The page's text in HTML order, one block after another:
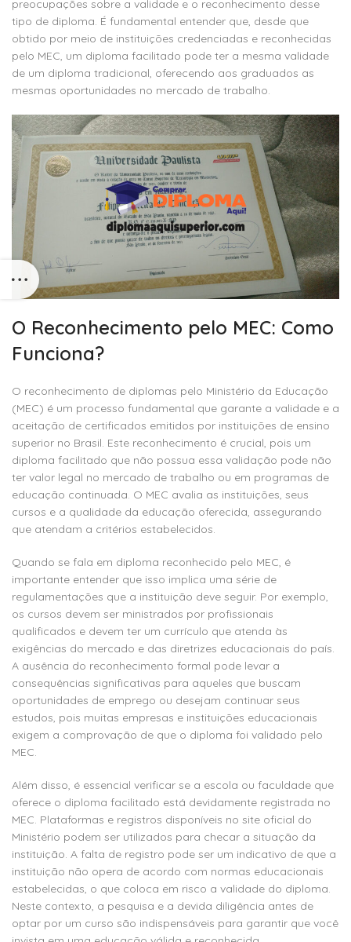
preocupações sobre a validade e o reconhecimento desse
tipo de diploma. É fundamental entender que, desde que
obtido por meio de instituições credenciadas e reconhecidas
pelo MEC, um diploma facilitado pode ter a mesma validade
de um diploma tradicional, oferecendo aos graduados as
mesmas oportunidades no mercado de trabalho.
O Reconhecimento pelo MEC: Como
Funciona?
O reconhecimento de diplomas pelo Ministério da Educação
(MEC) é um processo fundamental que garante a validade e a
aceitação de certificados emitidos por instituições de ensino
superior no Brasil. Este reconhecimento é crucial, pois um
diploma facilitado que não possua essa validação pode não
ter valor legal no mercado de trabalho ou em programas de
educação continuada. O MEC avalia as instituições, seus
cursos e a qualidade da educação oferecida, assegurando
que atendam a critérios estabelecidos.
Quando se fala em diploma reconhecido pelo MEC, é
importante entender que isso implica uma série de
regulamentações que a instituição deve seguir. Por exemplo,
os cursos devem ser ministrados por profissionais
qualificados e devem ter um currículo que atenda às
exigências do mercado e das diretrizes educacionais do país.
A ausência do reconhecimento formal pode levar a
consequências significativas para aqueles que buscam
oportunidades de emprego ou desejam continuar seus
estudos, pois muitas empresas e instituições educacionais
exigem a comprovação de que o diploma foi validado pelo
MEC.
Além disso, é essencial verificar se a escola ou faculdade que
oferece o diploma facilitado está devidamente registrada no
MEC. Plataformas e registros disponíveis no site oficial do
Ministério podem ser utilizados para checar a situação da
instituição. A falta de registro pode ser um indicativo de que a
instituição não opera de acordo com normas educacionais
estabelecidas, o que coloca em risco a validade do diploma.
Neste contexto, a pesquisa e a devida diligência antes de
optar por um curso são indispensáveis para garantir que você